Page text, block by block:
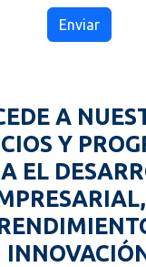
Enviar
A
Y
EL